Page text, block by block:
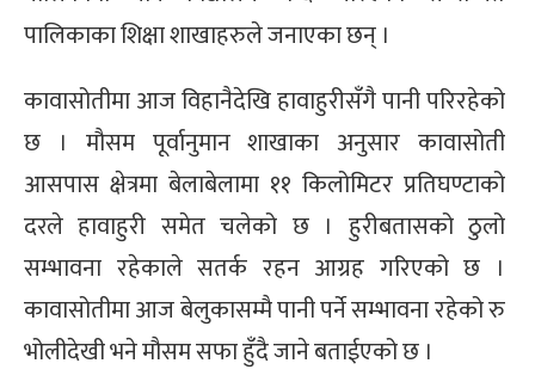
पालिकाका शिक्षा शाखाहरुले जनाएका छन् ।
कावासोतीमा आज विहानैदेखि हावाहुरीसँगै पानी परिरहेको
छ । मौसम पूर्वानुमान शाखाका अनुसार कावासोती
आसपास क्षेत्रमा बेलाबेलामा ११ किलोमिटर प्रतिघण्टाको
दरले हावाहुरी समेत चलेको छ । हुरीबतासको ठुलो
सम्भावना रहेकाले सतर्क रहन आग्रह गरिएको छ ।
कावासोतीमा आज बेलुकासम्मै पानी पर्ने सम्भावना रहेको रु
भोलीदेखी भने मौसम सफा हुँदै जाने बताईएको छ ।